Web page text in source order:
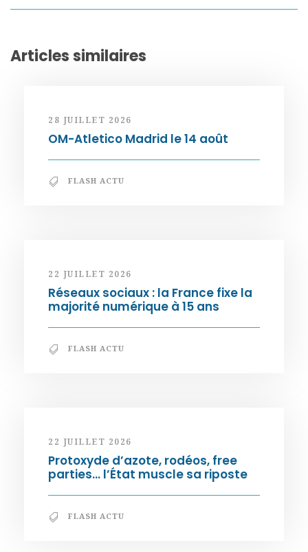
Articles similaires
28 JUILLET 2026
OM-Atletico Madrid le 14 août
FLASH ACTU
22 JUILLET 2026
Réseaux sociaux : la France fixe la
majorité numérique à 15 ans
FLASH ACTU
22 JUILLET 2026
Protoxyde d’azote, rodéos, free
parties… l’État muscle sa riposte
FLASH ACTU